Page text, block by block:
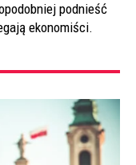
podnieść
ekonomiści.